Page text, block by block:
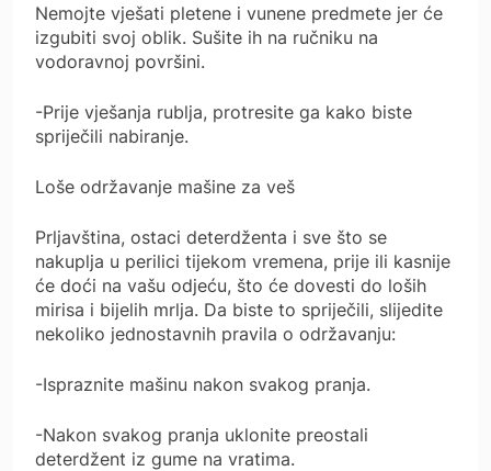
Nemojte vješati pletene i vunene predmete jer će
izgubiti svoj oblik. Sušite ih na ručniku na
vodoravnoj površini.
-Prije vješanja rublja, protresite ga kako biste
spriječili nabiranje.
Loše održavanje mašine za veš
Prljavština, ostaci deterdženta i sve što se
nakuplja u perilici tijekom vremena, prije ili kasnije
će doći na vašu odjeću, što će dovesti do loših
mirisa i bijelih mrlja. Da biste to spriječili, slijedite
nekoliko jednostavnih pravila o održavanju:
-Ispraznite mašinu nakon svakog pranja.
-Nakon svakog pranja uklonite preostali
deterdžent iz gume na vratima.